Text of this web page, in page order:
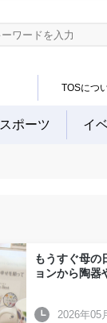
TOSにつ
スポーツ イ
もうすぐ母
ョンから陶
2026年05